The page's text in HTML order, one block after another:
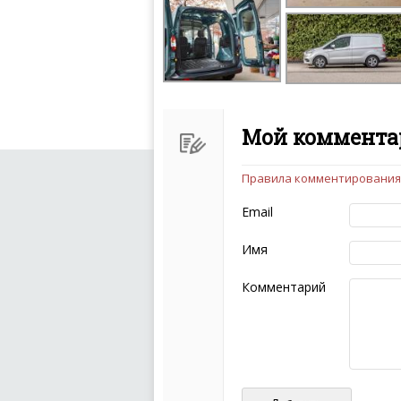
Мой
Чтобы ваш комментарий
следующих правил:
Комментарий не
эмоциональных
Не стоит
Пожалуйста, не
также призывы к
Не размещайте
Правила комментирования
Email
Имя
Комментарий